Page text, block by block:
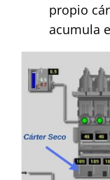
propio
acumula